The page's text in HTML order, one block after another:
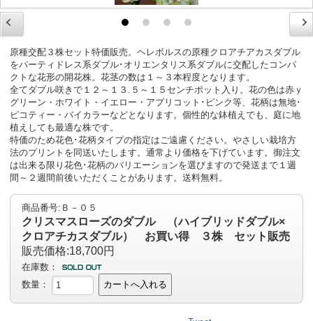
原種交配３株セット特価販売。ヘレボルスの原種クロアチアカスダブル
をパーティドレス系ダブル･オリエンタリス系ダブルに交配したコンパ
クトな花形の開花株。花茎の数は１～３本程度となります。
全てダブル咲きで１２～１３.５～１５センチポット入り。花の色は赤ｙ
グリーン・ホワイト・イエロー・アプリコット･ピンク等、花柄は無地･
ピコティー・バイカラーなどとなります。個性的な鉢植えでも、庭に地
植えしても最適な株です。
特価のため花色･花柄タイプの指定はご遠慮ください。やさしい栽培方
法のプリントを同送いたします。通常より価格を下げています。御注文
は出来る限り花色･花柄のバリエーションを選びますので発送まで１週
間～２週間前後いただくことがあります。送料無料。
商品番号:Ｂ－０５
クリスマスローズのダブル （ハイブリッドダブル×
クロアチカスダブル） お買い得 ３株 セット販売
販売価格:18,700円
在庫数：
数量：
カートへ入れる